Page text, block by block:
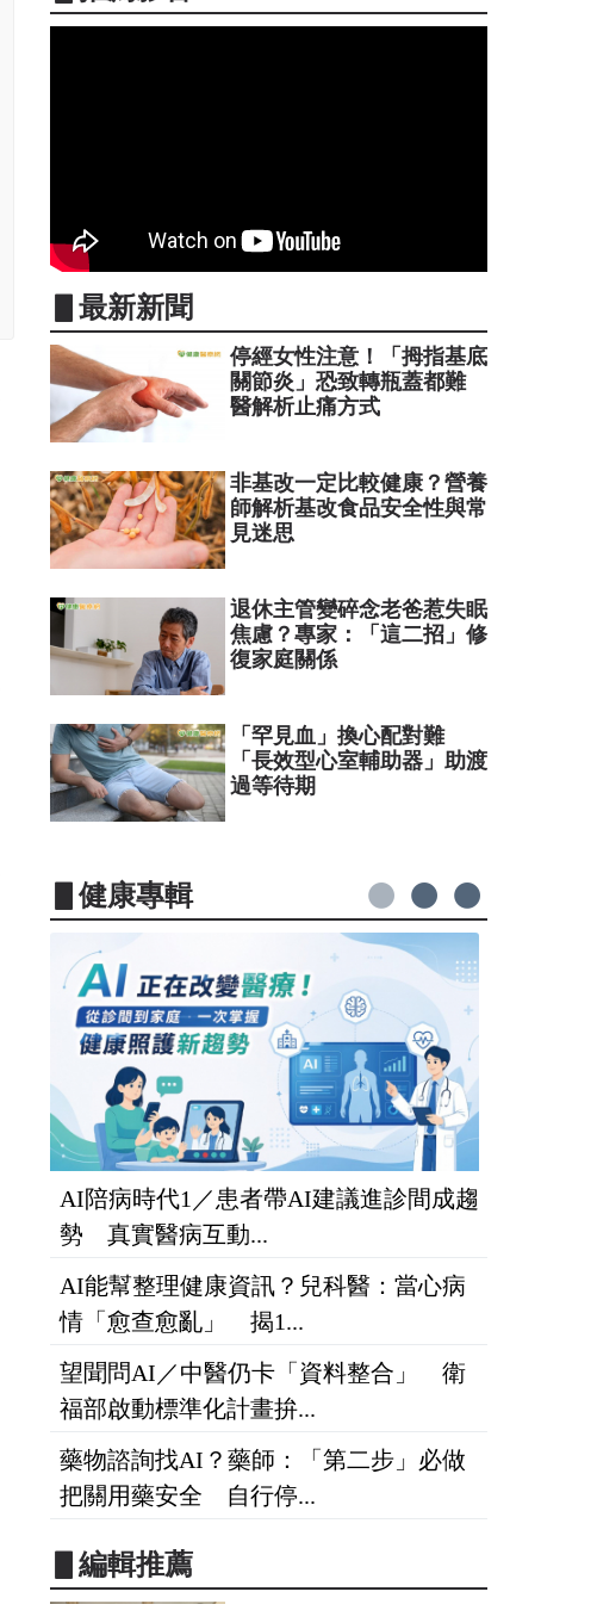
▋最新新聞
停經女性注意！「拇指基底
關節炎」恐致轉瓶蓋都難
醫解析止痛方式
非基改一定比較健康？營養
師解析基改食品安全性與常
見迷思
退休主管變碎念老爸惹失眠
焦慮？專家：「這二招」修
復家庭關係
「罕見血」換心配對難
「長效型心室輔助器」助渡
過等待期
▋健康專輯
AI陪病時代1／患者帶AI建議進診間成趨
勢 真實醫病互動...
AI能幫整理健康資訊？兒科醫：當心病
情「愈查愈亂」 揭1...
望聞問AI／中醫仍卡「資料整合」 衛
福部啟動標準化計畫拚...
藥物諮詢找AI？藥師：「第二步」必做
把關用藥安全 自行停...
▋編輯推薦